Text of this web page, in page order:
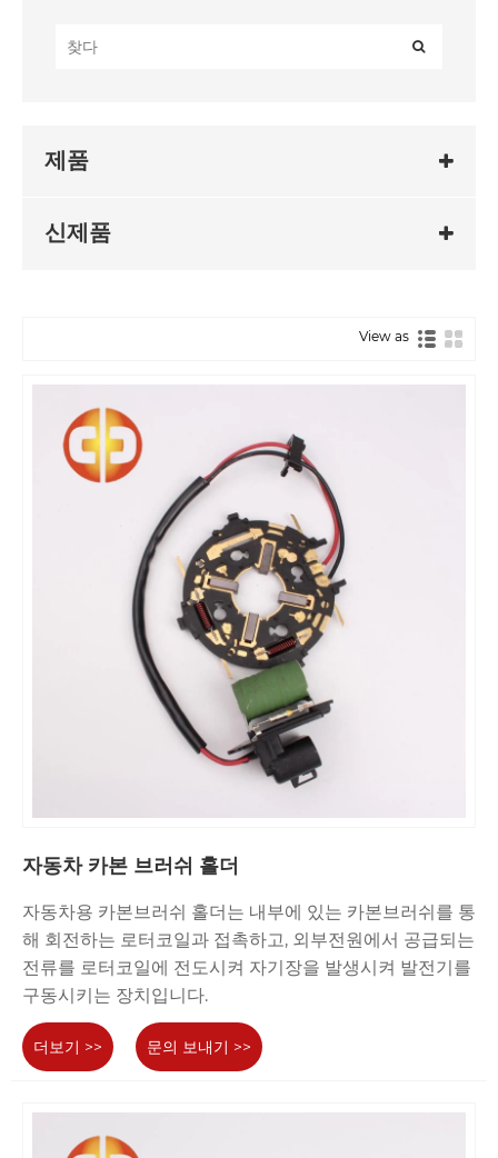
제품
신제품
View as
자동차 카본 브러쉬 홀더
자동차용 카본브러쉬 홀더는 내부에 있는 카본브러쉬를 통
해 회전하는 로터코일과 접촉하고, 외부전원에서 공급되는
전류를 로터코일에 전도시켜 자기장을 발생시켜 발전기를
구동시키는 장치입니다.
더보기 >> 문의 보내기 >>